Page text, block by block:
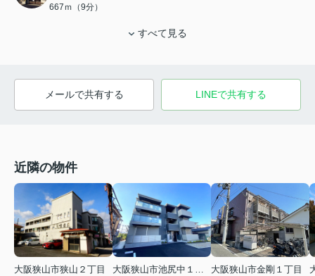
667ｍ（9分）
すべて見る
メールで共有する LINEで共有する
近隣の物件
大阪狭山市狭山２丁目
大阪狭山市池尻中１丁目
大阪狭山市金剛１丁目